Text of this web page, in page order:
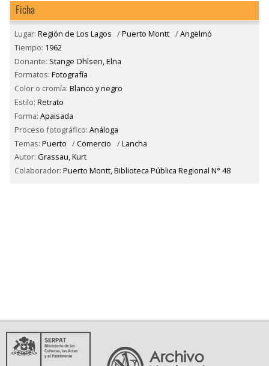
Ficha
Lugar: Región de Los Lagos /Puerto Montt /Angelmó
Tiempo: 1962
Donante: Stange Ohlsen, Elna
Formatos: Fotografía
Color o cromía: Blanco y negro
Estilo: Retrato
Forma: Apaisada
Proceso fotográfico: Análoga
Temas: Puerto /Comercio /Lancha
Autor: Grassau, Kurt
Colaborador: Puerto Montt, Biblioteca Pública Regional N° 48